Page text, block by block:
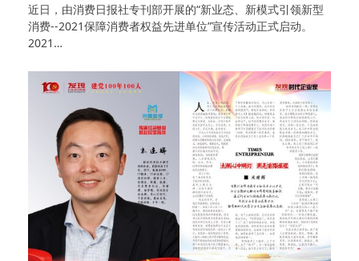
近日，由消费日报社专刊部开展的“新业态、新模式引领新型
消费--2021保障消费者权益先进单位”宣传活动正式启动。
2021…